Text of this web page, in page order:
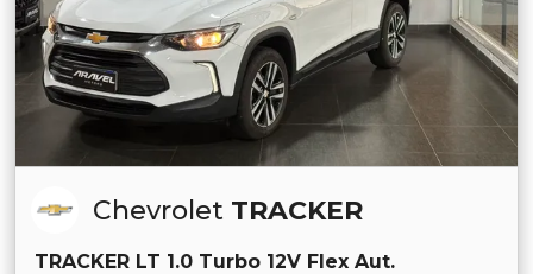
Chevrolet TRACKER
TRACKER LT 1.0 Turbo 12V Flex Aut.